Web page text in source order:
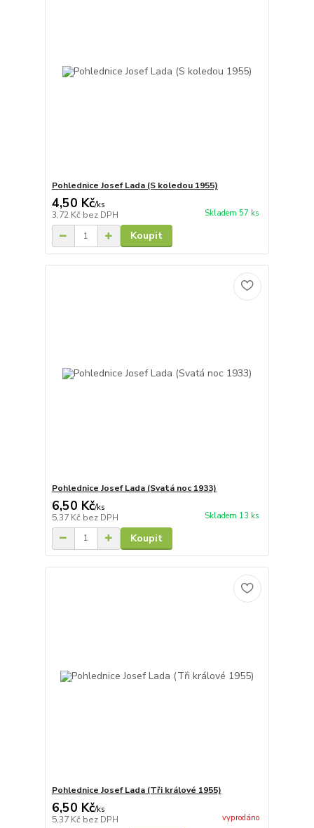
Pohlednice Josef Lada (S koledou 1955)
4,50 Kč/ks
3,72 Kč bez DPH Skladem 57 ks
Koupit
Pohlednice Josef Lada (Svatá noc 1933)
6,50 Kč/ks
5,37 Kč bez DPH Skladem 13 ks
Koupit
Pohlednice Josef Lada (Tři králové 1955)
6,50 Kč/ks
5,37 Kč bez DPH vyprodáno